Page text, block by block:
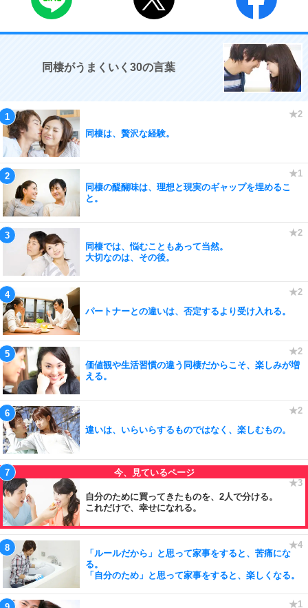
同棲がうまくいく30の言葉
同棲は、贅沢な経験。
同棲の醍醐味は、理想と現実のギャップを埋めるこ
と。
同棲では、悩むこともあって当然。
大切なのは、その後。
パートナーとの違いは、否定するより受け入れる。
価値観や生活習慣の違う同棲だからこそ、楽しみが増
える。
違いは、いらいらするものではなく、楽しむもの。
自分のために買ってきたものを、2人で分ける。
これだけで、幸せになれる。
「ルールだから」と思って家事をすると、苦痛にな
る。
「自分のため」と思って家事をすると、楽しくなる。